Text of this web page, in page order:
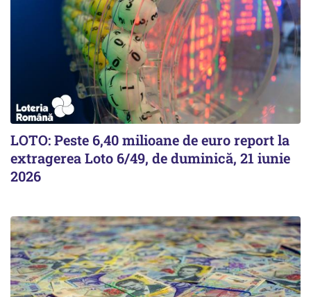
LOTO: Peste 6,40 milioane de euro report la
extragerea Loto 6/49, de duminică, 21 iunie
2026